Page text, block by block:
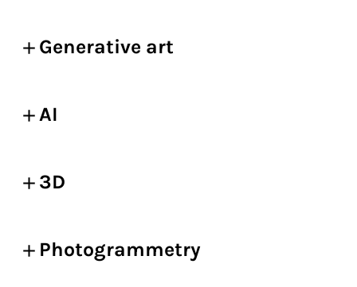
Generative art
AI
3D
Photogrammetry